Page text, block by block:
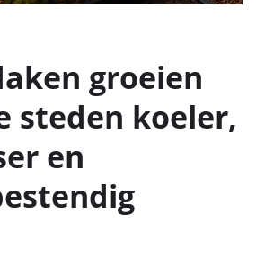
groeien
steden koeler,
en